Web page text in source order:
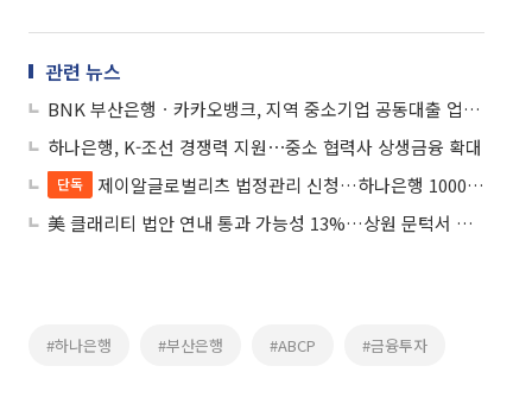
관련 뉴스
BNK 부산은행ㆍ카카오뱅크, 지역 중소기업 공동대출 업무협약
하나은행, K-조선 경쟁력 지원⋯중소 협력사 상생금융 확대
단독
제이알글로벌리츠 법정관리 신청…하나은행 1000억 정산금 ‘불똥’
美 클래리티 법안 연내 통과 가능성 13%…상원 문턱서 제동
#하나은행 #부산은행 #ABCP #금융투자